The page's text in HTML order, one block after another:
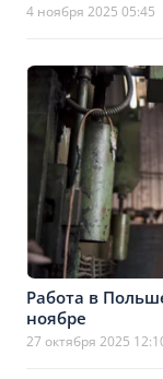
4 ноября 2025 05:45
Работа в
ноябре
27 октября 2025